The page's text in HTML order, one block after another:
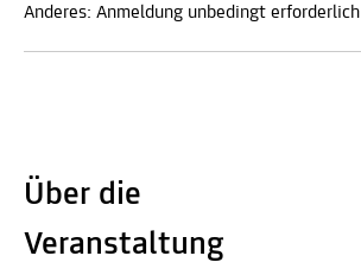
Anderes: Anmeldung unbedingt erforderlich
Über die
Veranstaltung